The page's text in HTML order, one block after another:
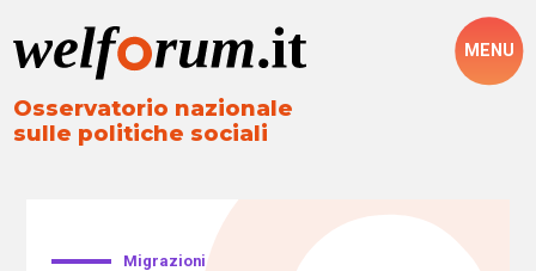
Osservatorio nazionale
sulle politiche sociali
MENU
Migrazioni